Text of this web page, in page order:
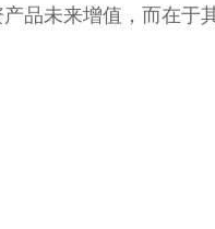
品未来增值，而在于